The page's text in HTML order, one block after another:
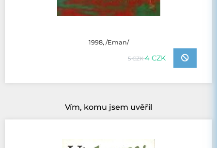
1998, /Eman/
5 CZK4 CZK
Vím, komu jsem uvěřil